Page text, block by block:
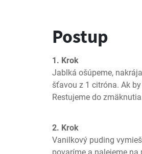
Postup
1. Krok
Jablká ošúpeme,
šťavou z 1 citróna. Ak
Restujeme do
2. Krok
Vanilkový puding